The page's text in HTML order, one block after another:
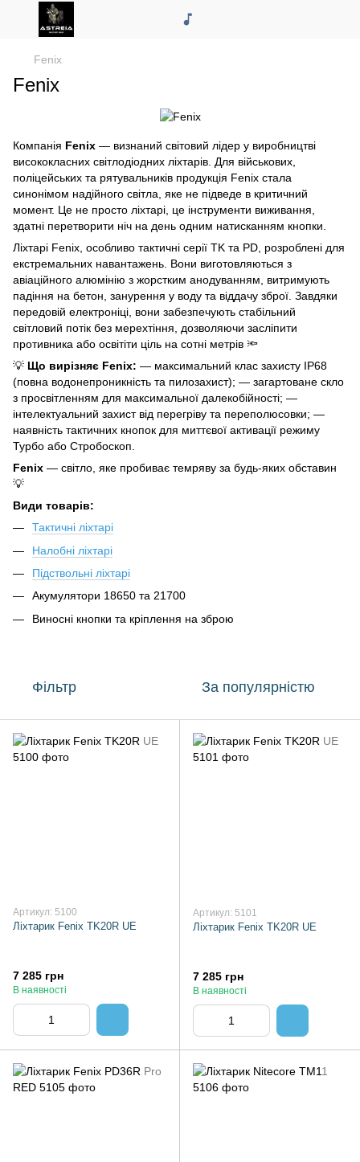
Fenix
Fenix
Компанія Fenix — визнаний світовий лідер у виробництві
висококласних світлодіодних ліхтарів. Для військових,
поліцейських та рятувальників продукція Fenix стала
синонімом надійного світла, яке не підведе в критичний
момент. Це не просто ліхтарі, це інструменти виживання,
здатні перетворити ніч на день одним натисканням кнопки.
Ліхтарі Fenix, особливо тактичні серії TK та PD, розроблені для
екстремальних навантажень. Вони виготовляються з
авіаційного алюмінію з жорстким анодуванням, витримують
падіння на бетон, занурення у воду та віддачу зброї. Завдяки
передовій електроніці, вони забезпечують стабільний
світловий потік без мерехтіння, дозволяючи засліпити
противника або освітіти ціль на сотні метрів 🔦
💡 Що вирізняє Fenix: — максимальний клас захисту IP68
(повна водонепроникність та пилозахист); — загартоване скло
з просвітленням для максимальної далекобійності; —
інтелектуальний захист від перегріву та переполюсовки; —
наявність тактичних кнопок для миттєвої активації режиму
Турбо або Стробоскоп.
Fenix — світло, яке пробиває темряву за будь-яких обставин
💡
Види товарів:
Тактичні ліхтарі
Налобні ліхтарі
Підствольні ліхтарі
Акумулятори 18650 та 21700
Виносні кнопки та кріплення на зброю
Фільтр За популярністю
Артикул: 5100
Ліхтарик Fenix TK20R UE
7 285 грн
В наявності
Артикул: 5101
Ліхтарик Fenix TK20R UE
7 285 грн
В наявності